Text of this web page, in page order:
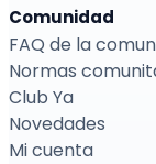
Comunidad
FAQ de la
Normas
Club Ya
Novedades
Mi cuenta